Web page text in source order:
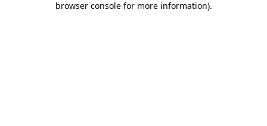
browser console for more information).